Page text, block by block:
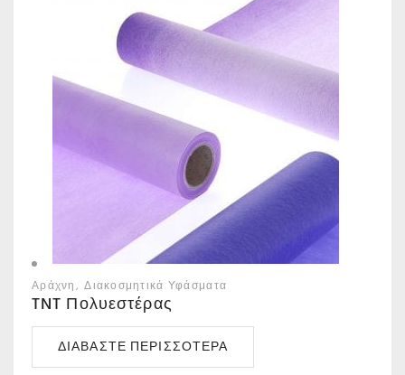
Αράχνη Διακοσμητικά Υφάσματα
TNT Πολυεστέρας
ΔΙΑΒΆΣΤΕ ΠΕΡΙΣΣΌΤΕΡΑ